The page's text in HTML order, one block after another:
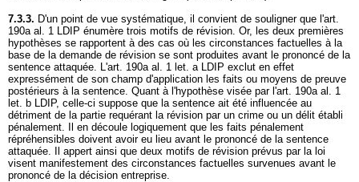
7.3.3. D'un point de vue systématique, il convient de souligner que l'art.
190a al. 1 LDIP énumère trois motifs de révision. Or, les deux premières
hypothèses se rapportent à des cas où les circonstances factuelles à la
base de la demande de révision se sont produites avant le prononcé de la
sentence attaquée. L'art. 190a al. 1 let. a LDIP exclut en effet
expressément de son champ d'application les faits ou moyens de preuve
postérieurs à la sentence. Quant à l'hypothèse visée par l'art. 190a al. 1
let. b LDIP, celle-ci suppose que la sentence ait été influencée au
détriment de la partie requérant la révision par un crime ou un délit établi
pénalement. Il en découle logiquement que les faits pénalement
répréhensibles doivent avoir eu lieu avant le prononcé de la sentence
attaquée. Il appert ainsi que deux motifs de révision prévus par la loi
visent manifestement des circonstances factuelles survenues avant le
prononcé de la décision entreprise.